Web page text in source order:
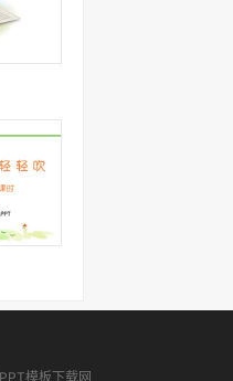
模板下载网